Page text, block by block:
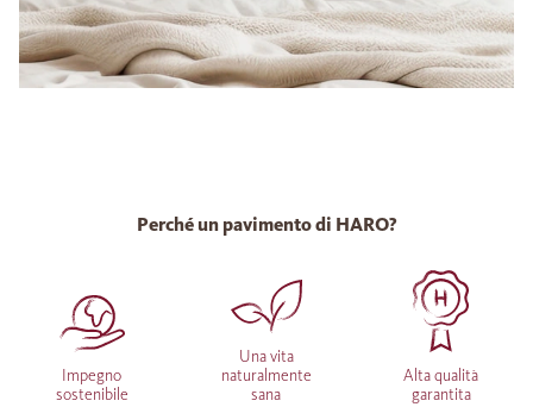
Perché un pavimento di HARO?
Impegno
sostenibile
Una vita
naturalmente
sana
Alta qualità
garantita